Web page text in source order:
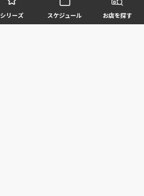
シリーズ スケジュール お店を探す